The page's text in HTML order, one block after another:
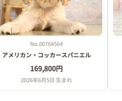
No.00764564
アメリカン・コッカースパニエル
169,800円
2026年6月5日 生まれ